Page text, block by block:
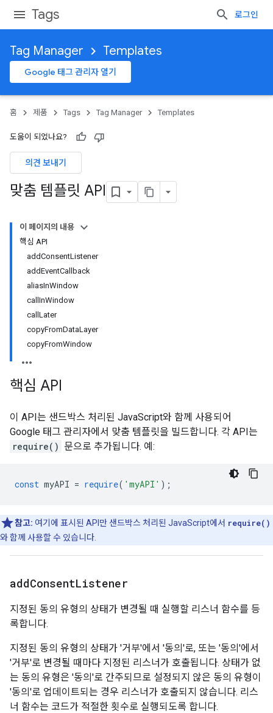
Tags 로그인
Tag Manager Templates
Google 태그 관리자 열기
홈 제품 Tags Tag Manager Templates
도움이 되었나요?
의견 보내기
맞춤 템플릿 API
이 페이지의 내용
핵심 API
addConsentListener
addEventCallback
aliasInWindow
callInWindow
callLater
copyFromDataLayer
copyFromWindow
핵심 API
이 API는 샌드박스 처리된 JavaScript와 함께 사용되어
Google 태그 관리자에서 맞춤 템플릿을 빌드합니다. 각 API는
require() 문으로 추가됩니다. 예:
const myAPI = require( 'myAPI' );
참고: 여기에 표시된 API만 샌드박스 처리된 JavaScript에서 require()
와 함께 사용할 수 있습니다.
addConsentListener
지정된 동의 유형의 상태가 변경될 때 실행할 리스너 함수를 등
록합니다.
지정된 동의 유형의 상태가 '거부'에서 '동의'로, 또는 '동의'에서
'거부'로 변경될 때마다 지정된 리스너가 호출됩니다. 상태가 없
는 동의 유형은 '동의'로 간주되므로 설정되지 않은 동의 유형이
'동의'로 업데이트되는 경우 리스너가 호출되지 않습니다. 리스
너 함수는 코드가 적절한 횟수로 실행되도록 합니다.